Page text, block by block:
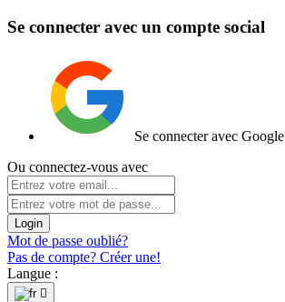
Se connecter avec un compte social
Se connecter avec Google
Ou connectez-vous avec
Login
Mot de passe oublié?
Pas de compte? Créer une!
Langue :
